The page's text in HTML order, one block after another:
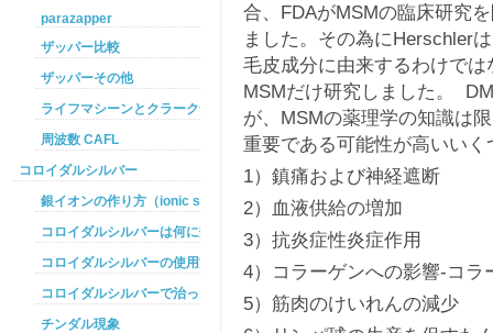
合、FDAがMSMの臨床研究
ました。その為にHerschler
毛皮成分に由来するわけで
MSMだけ研究しました。
が、MSMの薬理学の知識は
重要である可能性が高いい
1）鎮痛および神経遮断
2）血液供給の増加
3）抗炎症性炎症作用
4）コラーゲンへの影響-コ
5）筋肉のけいれんの減少
parazapper
ザッパー比較
ザッパーその他
ライフマシーンとクラークザッパーの違い
周波数 CAFL
コロイダルシルバー
銀イオンの作り方（ionic silver ）
コロイダルシルバーは何に効くのか
コロイダルシルバーの使用方法
コロイダルシルバーで治った例
チンダル現象